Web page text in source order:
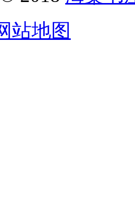
站地图